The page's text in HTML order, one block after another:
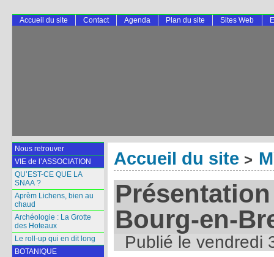
Accueil du site >
Bourg-en-
Publié le vendredi
Accueil du site Contact Agenda Plan du site Sites Web
Nous retrouver
VIE de l’ASSOCIATION
QU’EST-CE QUE LA
SNAA ?
Aprèm Lichens, bien au
chaud
Archéologie : La Grotte
des Hoteaux
Le roll-up qui en dit long
BOTANIQUE